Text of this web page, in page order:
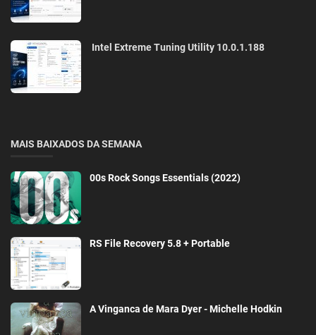
Intel Extreme Tuning Utility 10.0.1.188
MAIS BAIXADOS DA SEMANA
00s Rock Songs Essentials (2022)
RS File Recovery 5.8 + Portable
A Vinganca de Mara Dyer - Michelle Hodkin